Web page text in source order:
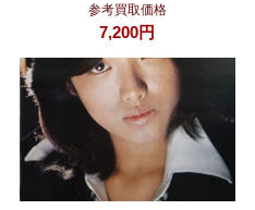
参考買取価格
7,200円